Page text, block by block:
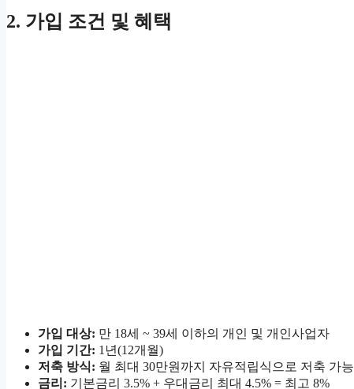
2. 가입 조건 및 혜택
가입 대상: 만 18세 ~ 39세 이하의 개인 및 개인사업자
가입 기간: 1년(12개월)
저축 방식: 월 최대 30만원까지 자유적립식으로 저축 가능
금리: 기본금리 3.5% + 우대금리 최대 4.5% = 최고 8%